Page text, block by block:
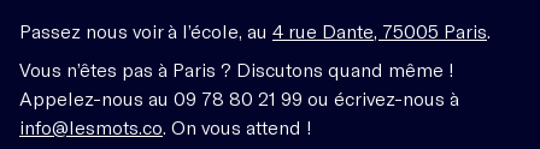
Passez nous voir à l’école, au 4 rue Dante, 75005 Paris
Vous n’êtes pas à Paris ? Discutons quand même !
Appelez-nous au 09 78 80 21 99 ou écrivez-nous à
info@lesmots.co . On vous attend !